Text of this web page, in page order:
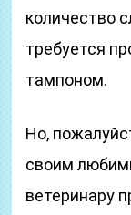
количество
требуется
тампоном.
Но,
своим
ветеринару